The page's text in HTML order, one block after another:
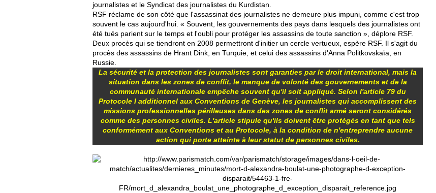
journalistes et le Syndicat des journalistes du Kurdistan.
RSF réclame de son côté que l'assassinat des journalistes ne demeure plus impuni, comme c'est trop
souvent le cas aujourd'hui. « Souvent, les gouvernements des pays dans lesquels des journalistes ont
été tués parient sur le temps et l'oubli pour protéger les assassins de toute sanction », déplore RSF.
Deux procès qui se tiendront en 2008 permettront d'initier un cercle vertueux, espère RSF. Il s'agit du
procès des assassins de Hrant Dink, en Turquie, et celui des assassins d'Anna Politkovskaïa, en
Russie.
La sécurité et la protection des journalistes sont garanties par le droit international, mais la
situation dans les zones de conflit, le manque de volonté des gouvernements et de la
communauté internationale empêche souvent qu'il soit appliqué. Selon l'article 79 du
Protocole I additionnel aux Conventions de Genève, les journalistes qui accomplissent des
missions professionnelles périlleuses dans des zones de conflit armé seront considérés
comme des personnes civiles. L'article stipule qu'ils doivent être protégés en tant que tels
conformément aux Conventions et au Protocole, à la condition de n'entreprendre aucune
action qui porte atteinte à leur statut de personnes civiles.